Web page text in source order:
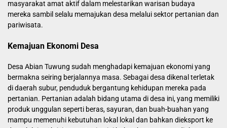
masyarakat amat aktif dalam melestarikan warisan budaya
mereka sambil selalu memajukan desa melalui sektor pertanian dan
pariwisata.
Kemajuan Ekonomi Desa
Desa Abian Tuwung sudah menghadapi kemajuan ekonomi yang
bermakna seiring berjalannya masa. Sebagai desa dikenal terletak
di daerah subur, penduduk bergantung kehidupan mereka pada
pertanian. Pertanian adalah bidang utama di desa ini, yang memiliki
produk unggulan seperti beras, sayuran, dan buah-buahan yang
mampu memenuhi kebutuhan lokal lokal dan bahkan dieksport ke